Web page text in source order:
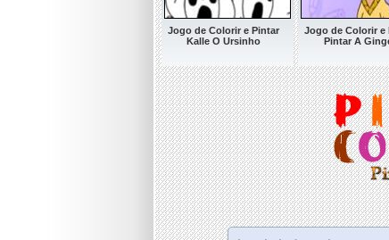
Jogo de Colorir e Pintar
Kalle O Ursinho
Jogo de Colorir e
Pintar A